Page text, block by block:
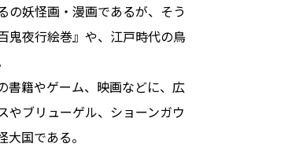
の妖怪画・漫画であるが、そう
鬼夜行絵巻』や、江戸時代の鳥
書籍やゲーム、映画などに、広
やブリューゲル、ショーンガウ
国である。